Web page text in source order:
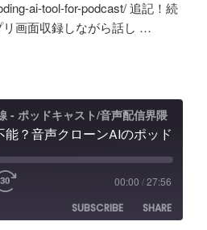
Apple Podcasts
Spotify
ai-tool-for-podcast/ 追記！続
リ画面収録しながら話し …
- ポッドキャスト/音声配信界隈
00:00 /27:56
SUBSCRIBE
SHARE